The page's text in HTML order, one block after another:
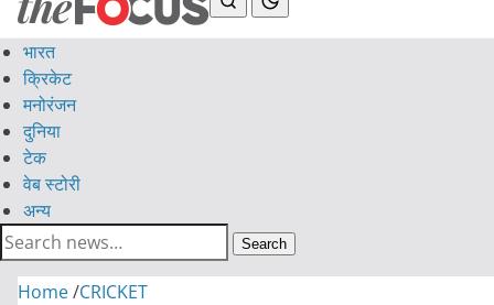
भारत
क्रिकेट
मनोरंजन
दुनिया
टेक
वेब स्टोरी
अन्य
Search
Home/CRICKET